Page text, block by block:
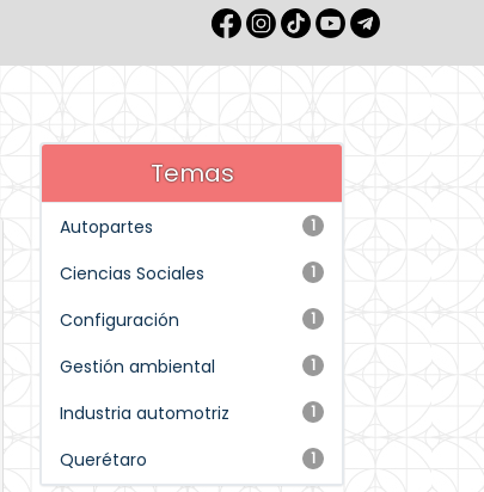
Temas
1
Autopartes
1
Ciencias Sociales
1
Configuración
1
Gestión ambiental
1
Industria automotriz
1
Querétaro